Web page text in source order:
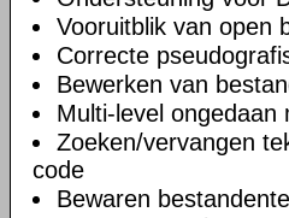
Vooruitblik van open
Correcte
Bewerken van
Multi-level ongedaan
Zoeken/vervangen
code
Bewaren